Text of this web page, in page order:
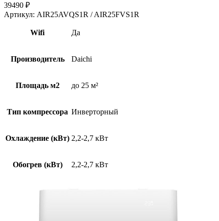
39490 ₽
Артикул: AIR25AVQS1R / AIR25FVS1R
Wifi Да
Производитель Daichi
Площадь м2 до 25 м²
Тип компрессора Инверторный
Охлаждение (кВт) 2,2-2,7 кВт
Обогрев (кВт) 2,2-2,7 кВт